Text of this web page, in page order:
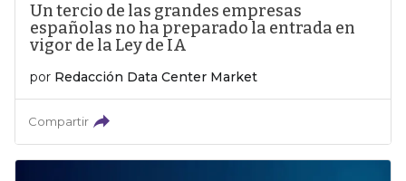
Un tercio de las grandes empresas
españolas no ha preparado la entrada en
vigor de la Ley de IA
por Redacción Data Center Market
Compartir